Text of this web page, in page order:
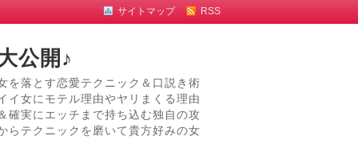
サイトマップ RSS
公開♪
を落とす恋愛テクニック＆口説き術
イ女にモテル理由やヤリまくる理由
確実にエッチまで持ち込む独自の攻
らテクニックを磨いて貴方好みの女